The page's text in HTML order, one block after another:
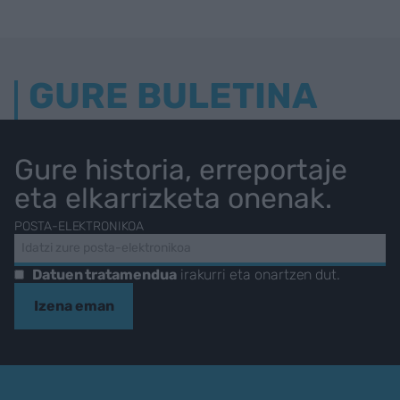
GURE BULETINA
Gure historia, erreportaje
eta elkarrizketa onenak.
POSTA-ELEKTRONIKOA
Datuen tratamenduairakurri eta onartzen dut.
Izena eman